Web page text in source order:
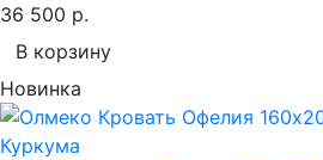
36 500 р.
В корзину
Новинка